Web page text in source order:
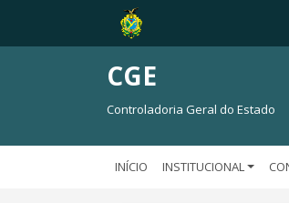
CGE
Controladoria Geral do Estado
INÍCIO INSTITUCIONAL